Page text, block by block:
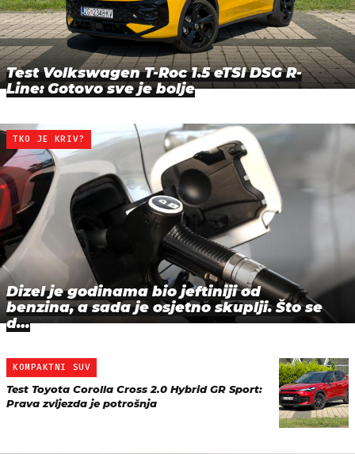
Test Volkswagen T-Roc 1.5 eTSI DSG R-
Line: Gotovo sve je bolje
TKO JE KRIV?
Dizel je godinama bio jeftiniji od
benzina, a sada je osjetno skuplji. Što se
d…
KOMPAKTNI SUV
Test Toyota Corolla Cross 2.0 Hybrid GR Sport:
Prava zvijezda je potrošnja